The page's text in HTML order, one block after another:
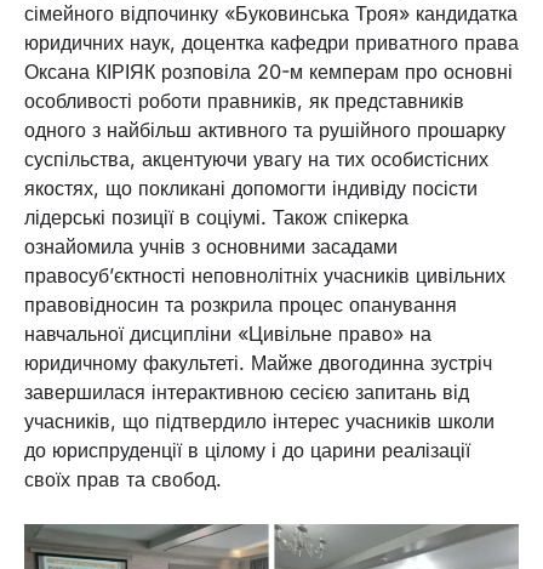
сімейного відпочинку «Буковинська Троя» кандидатка
юридичних наук, доцентка кафедри приватного права
Оксана КІРІЯК розповіла 20-м кемперам про основні
особливості роботи правників, як представників
одного з найбільш активного та рушійного прошарку
суспільства, акцентуючи увагу на тих особистісних
якостях, що покликані допомогти індивіду посісти
лідерські позиції в соціумі. Також спікерка
ознайомила учнів з основними засадами
правосуб’єктності неповнолітніх учасників цивільних
правовідносин та розкрила процес опанування
навчальної дисципліни «Цивільне право» на
юридичному факультеті. Майже двогодинна зустріч
завершилася інтерактивною сесією запитань від
учасників, що підтвердило інтерес учасників школи
до юриспруденції в цілому і до царини реалізації
своїх прав та свобод.